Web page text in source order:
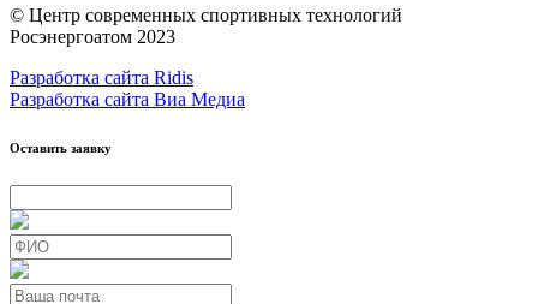
© Центр современных спортивных технологий
Росэнергоатом 2023
Разработка сайта Ridis
Разработка сайта Виа Медиа
Оставить заявку